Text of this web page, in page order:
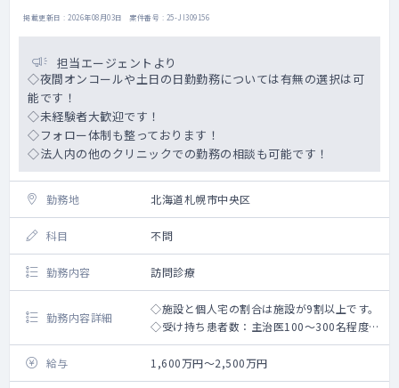
掲載更新日 : 2026年08月03日 案件番号 : 25-JI309156
担当エージェントより
◇夜間オンコールや土日の日勤勤務については有無の選択は可
能です！
◇未経験者大歓迎です！
◇フォロー体制も整っております！
◇法人内の他のクリニックでの勤務の相談も可能です！
勤務地 北海道札幌市中央区
科目 不問
勤務内容 訪問診療
勤務内容詳細
◇施設と個人宅の割合は施設が9割以上です。
◇受け持ち患者数：主治医100～300名程度/
月(相談可)
◇週3日～週4日での契約や、16時終了・15時
終了等の時短勤務の検討が可能です！
給与 1,600万円～2,500万円